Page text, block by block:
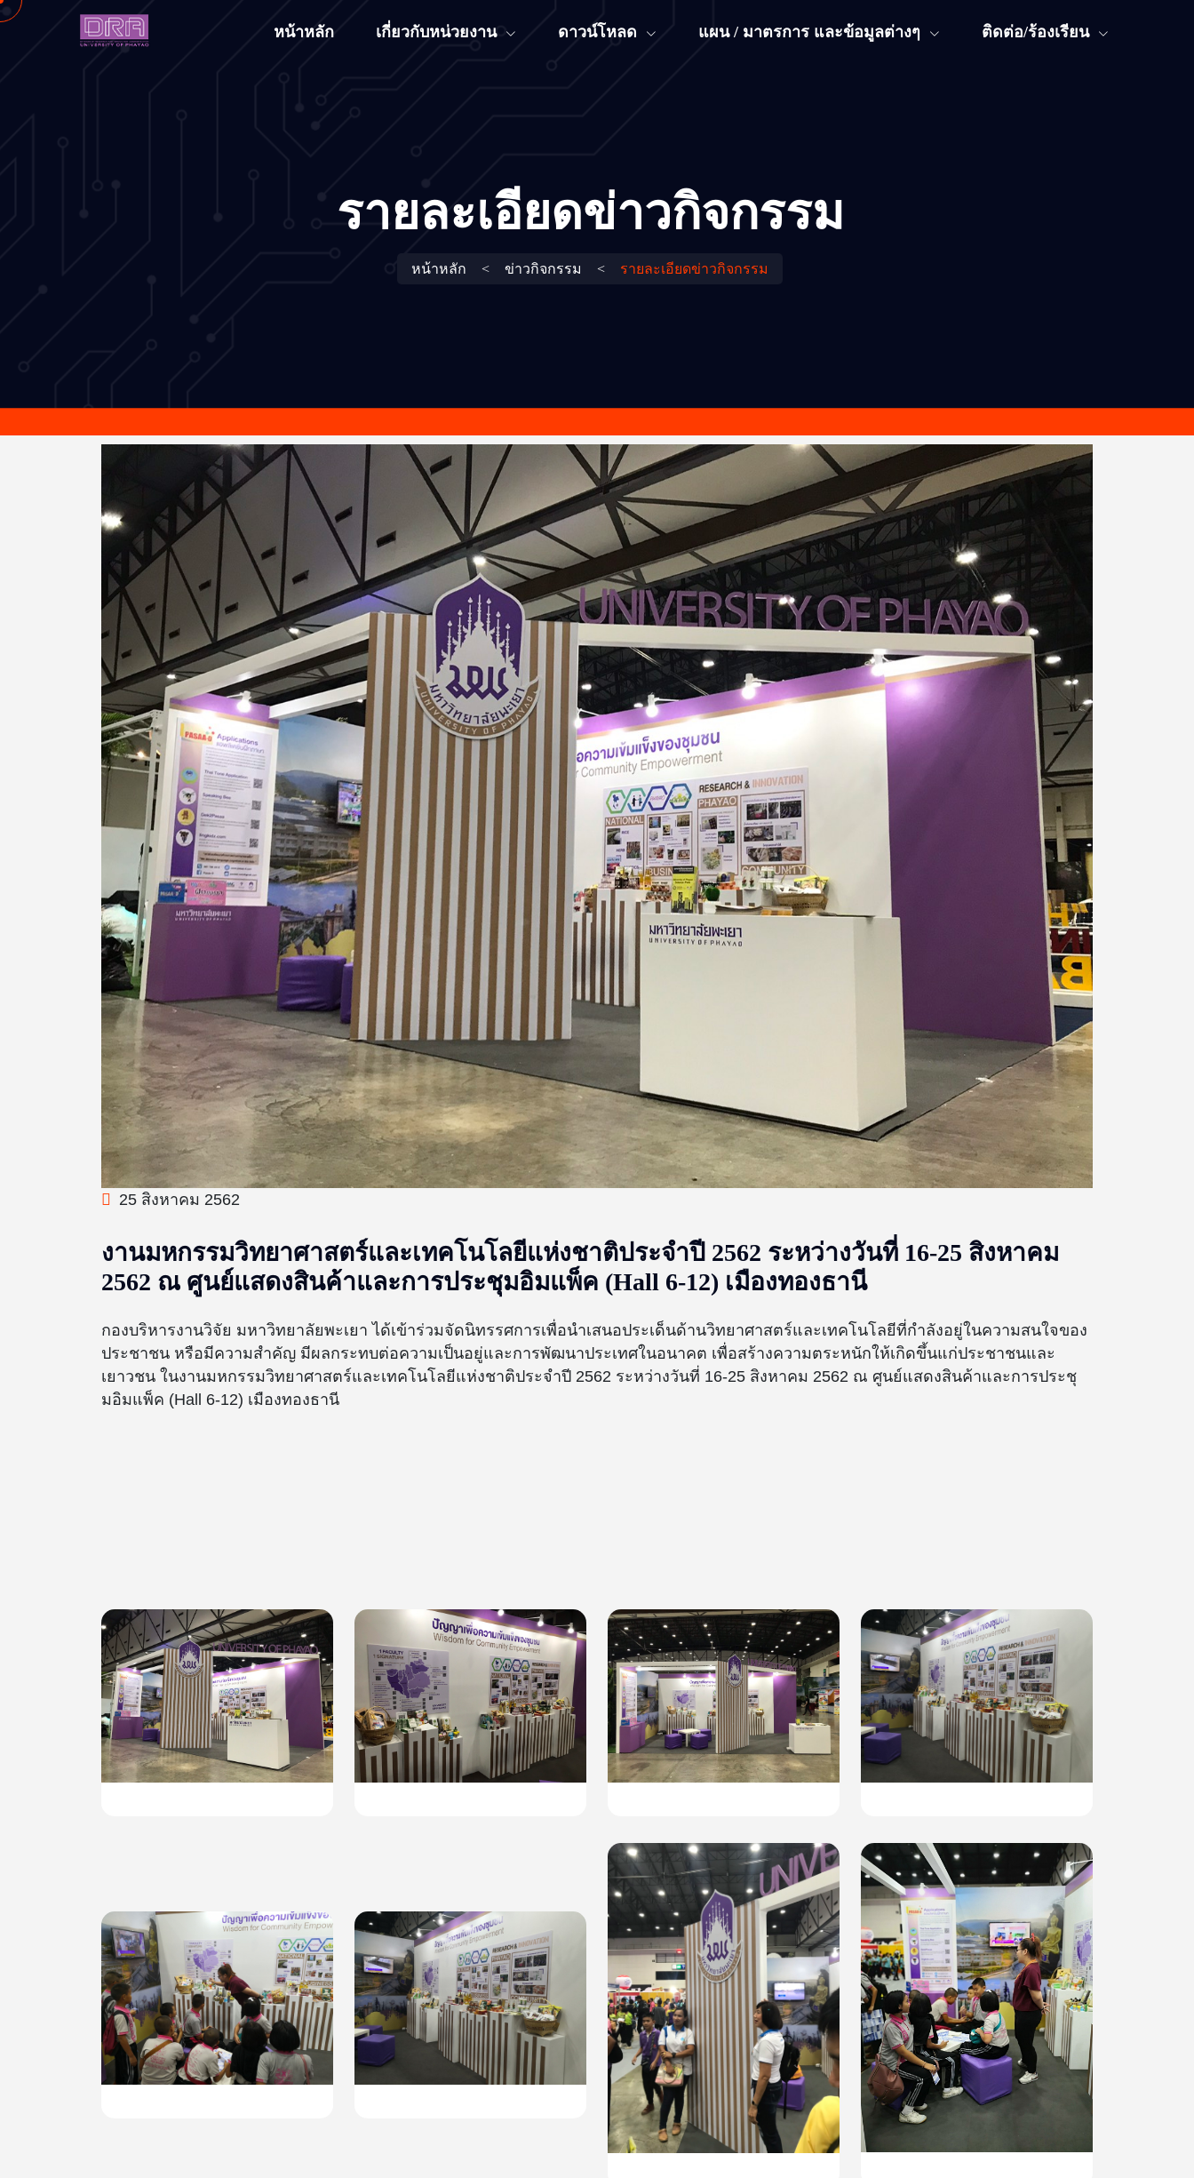
หน้าหลัก เกี่ยวกับหน่วยงาน ดาวน์โหลด แผน / มาตรการ และข้อมูลต่างๆ ติดต่อ/ร้องเรียน
รายละเอียดข่าวกิจกรรม
หน้าหลัก < ข่าวกิจกรรม < รายละเอียดข่าวกิจกรรม
25 สิงหาคม 2562
งานมหกรรมวิทยาศาสตร์และเทคโนโลยีแห่งชาติประจำปี 2562 ระหว่างวันที่ 16-25 สิงหาคม
2562 ณ ศูนย์แสดงสินค้าและการประชุมอิมแพ็ค (Hall 6-12) เมืองทองธานี
กองบริหารงานวิจัย มหาวิทยาลัยพะเยา ได้เข้าร่วมจัดนิทรรศการเพื่อนำเสนอประเด็นด้านวิทยาศาสตร์และเทคโนโลยีที่กำลังอยู่ในความสนใจของ
ประชาชน หรือมีความสำคัญ มีผลกระทบต่อความเป็นอยู่และการพัฒนาประเทศในอนาคต เพื่อสร้างความตระหนักให้เกิดขึ้นแก่ประชาชนและ
เยาวชน ในงานมหกรรมวิทยาศาสตร์และเทคโนโลยีแห่งชาติประจำปี 2562 ระหว่างวันที่ 16-25 สิงหาคม 2562 ณ ศูนย์แสดงสินค้าและการประชุ
มอิมแพ็ค (Hall 6-12) เมืองทองธานี